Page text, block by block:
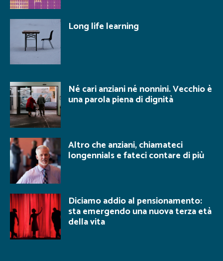
Long life learning
Né cari anziani né nonnini. Vecchio è
una parola piena di dignità
Altro che anziani, chiamateci
longennials e fateci contare di più
Diciamo addio al pensionamento:
sta emergendo una nuova terza età
della vita